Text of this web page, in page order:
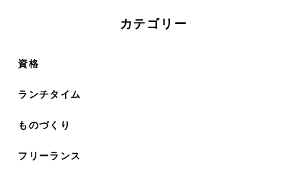
カテゴリー
資格
ランチタイム
ものづくり
フリーランス